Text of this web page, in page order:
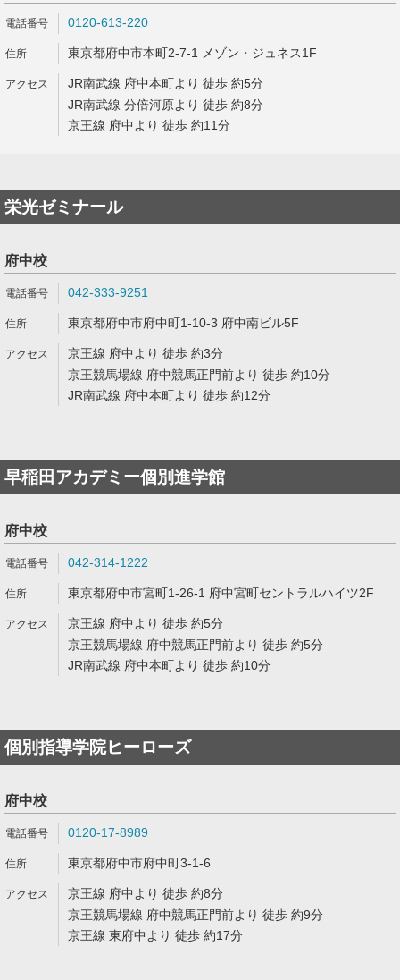
0120-613-220
東京都府中市本町2-7-1 メゾン・ジュネス1F
JR南武線 府中本町より 徒歩 約5分
JR南武線 分倍河原より 徒歩 約8分
京王線 府中より 徒歩 約11分
栄光ゼミナール
府中校
042-333-9251
東京都府中市府中町1-10-3 府中南ビル5F
京王線 府中より 徒歩 約3分
京王競馬場線 府中競馬正門前より 徒歩 約10分
JR南武線 府中本町より 徒歩 約12分
早稲田アカデミー個別進学館
府中校
042-314-1222
東京都府中市宮町1-26-1 府中宮町セントラルハイツ2F
京王線 府中より 徒歩 約5分
京王競馬場線 府中競馬正門前より 徒歩 約5分
JR南武線 府中本町より 徒歩 約10分
個別指導学院ヒーローズ
府中校
0120-17-8989
東京都府中市府中町3-1-6
京王線 府中より 徒歩 約8分
京王競馬場線 府中競馬正門前より 徒歩 約9分
京王線 東府中より 徒歩 約17分